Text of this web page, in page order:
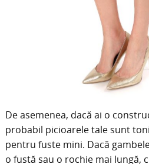
De asemenea, dacă ai o
probabil picioarele tale sunt
pentru fuste mini. Dacă
o fustă sau o rochie mai lungă,